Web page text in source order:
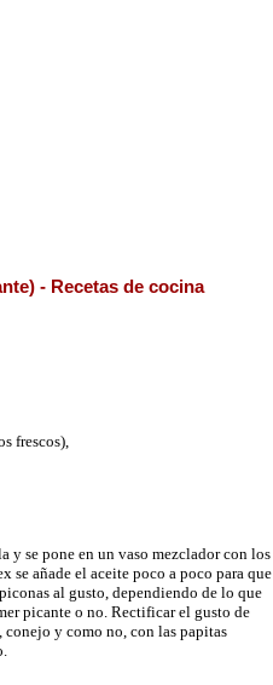
- Recetas de cocina
frescos),
y se pone en un vaso mezclador con los
se añade el aceite poco a poco para que
al gusto, dependiendo de lo que
picante o no. Rectificar el gusto de
conejo y como no, con las papitas